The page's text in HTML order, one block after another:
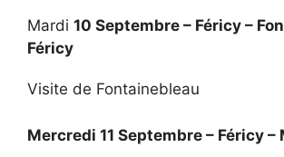
Mardi 10 Septembre – Féricy –
Féricy
Visite de Fontainebleau
Mercredi 11 Septembre – Féricy –